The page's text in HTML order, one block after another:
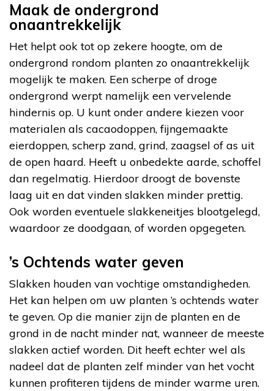
Maak de ondergrond
onaantrekkelijk
Het helpt ook tot op zekere hoogte, om de
ondergrond rondom planten zo onaantrekkelijk
mogelijk te maken. Een scherpe of droge
ondergrond werpt namelijk een vervelende
hindernis op. U kunt onder andere kiezen voor
materialen als cacaodoppen, fijngemaakte
eierdoppen, scherp zand, grind, zaagsel of as uit
de open haard. Heeft u onbedekte aarde, schoffel
dan regelmatig. Hierdoor droogt de bovenste
laag uit en dat vinden slakken minder prettig.
Ook worden eventuele slakkeneitjes blootgelegd,
waardoor ze doodgaan, of worden opgegeten.
’s Ochtends water geven
Slakken houden van vochtige omstandigheden.
Het kan helpen om uw planten ’s ochtends water
te geven. Op die manier zijn de planten en de
grond in de nacht minder nat, wanneer de meeste
slakken actief worden. Dit heeft echter wel als
nadeel dat de planten zelf minder van het vocht
kunnen profiteren tijdens de minder warme uren.